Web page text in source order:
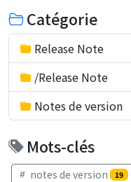
Catégorie
Release Note
/Release Note
Notes de version
Mots-clés
notes de version 19